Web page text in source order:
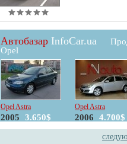
Автобазар InfoCar.ua
Opel
Opel Astra
2005 3.650$
Opel Astra
2006 4.700$